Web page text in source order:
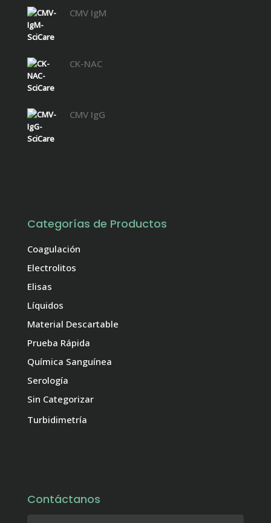
CMV IgM
CK-NAC
CMV IgG
Categorías de Productos
Coagulación
Electrolitos
Elisas
Líquidos
Material Descartable
Prueba Rápida
Química Sanguínea
Serología
Sin Categorizar
Turbidimetría
Contáctanos